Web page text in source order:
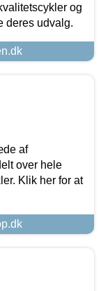
og
deres udvalg.
af
over hele
Klik her for at